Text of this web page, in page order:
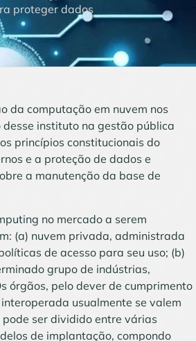
proteger dados
da computação em nuvem nos
instituto na gestão pública
princípios constitucionais do
e a proteção de dados e
a manutenção da base de
no mercado a serem
(a) nuvem privada, administrada
de acesso para seu uso; (b)
grupo de indústrias,
órgãos, pelo dever de cumprimento
usualmente se valem
ser dividido entre várias
de implantação, compondo